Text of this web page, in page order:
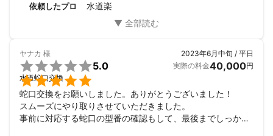
依頼したプロ 水道楽
ヤナカ 様


5.0
水道蛇口交換
2023年6月中旬 / 平日
実際の料金40,000円
蛇口交換をお願いしました。ありがとうございました！
スムーズにやり取りさせていただきました。
事前に対応する蛇口の型番の確認もして、最後までしっかり